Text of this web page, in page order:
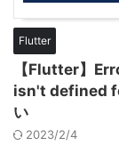
Flutter
【Flutter】
isn't defined
い
2023/2/4